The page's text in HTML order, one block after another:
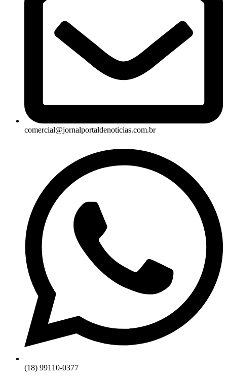
comercial@jornalportaldenoticias.com.br
(18) 99110-0377